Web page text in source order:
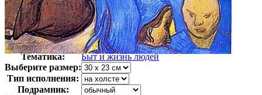
Автор:
Ван Гог
Арт-стиль
Импрессионизм
Тематика:
Быт и жизнь людей
Выберите размер:
Тип исполнения:
Подрамник: